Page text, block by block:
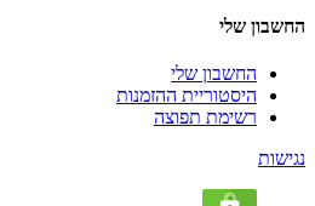
החשבון שלי
החשבון שלי
היסטוריית ההזמנות
רשימת תפוצה
נגישות